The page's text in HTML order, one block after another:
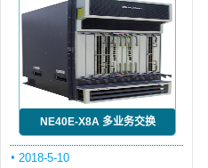
NE40E-X8A 多业务交换
2018-5-10